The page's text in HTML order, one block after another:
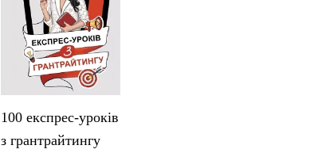
100 експрес-уроків
з грантрайтингу